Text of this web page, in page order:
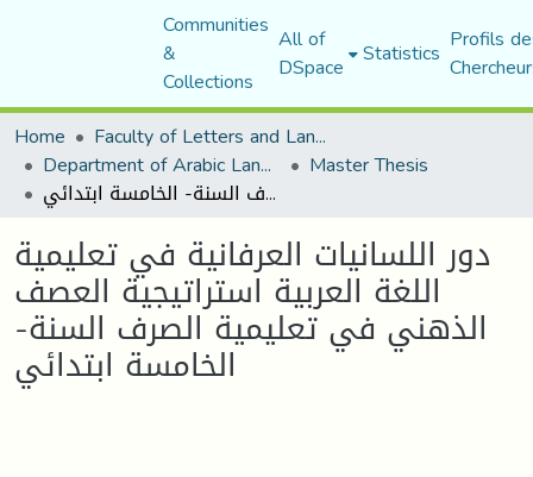
Communities
&
Collections
All of
DSpace Statistics Profils
Home
Faculty of Letters and Languages
Department of Arabic Language and Literature Master Thesis
دور اللسانيات العرفانية في تعليمية اللغة العربية استراتيجية العصف الذهني في تعليمية الصرف السنة- الخامسة ابتدائي
دور اللسانيات العرفانية في تعليمية
اللغة العربية استراتيجية العصف
الذهني في تعليمية الصرف السنة-
الخامسة ابتدائي